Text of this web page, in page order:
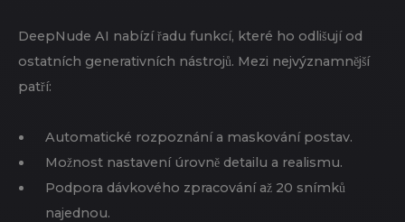
DeepNude AI nabízí řadu funkcí, které ho odlišují od
ostatních generativních nástrojů. Mezi nejvýznamnější
patří:
Automatické rozpoznání a maskování postav.
Možnost nastavení úrovně detailu a realismu.
Podpora dávkového zpracování až 20 snímků
najednou.